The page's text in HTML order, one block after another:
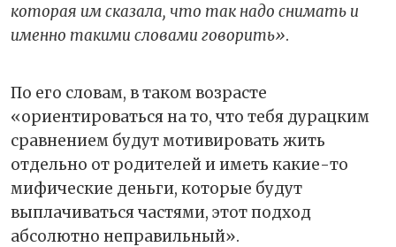
которая им сказала, что так надо снимать и
именно такими словами говорить».
По его словам, в таком возрасте
«ориентироваться на то, что тебя дурацким
сравнением будут мотивировать жить
отдельно от родителей и иметь какие-то
мифические деньги, которые будут
выплачиваться частями, этот подход
абсолютно неправильный».